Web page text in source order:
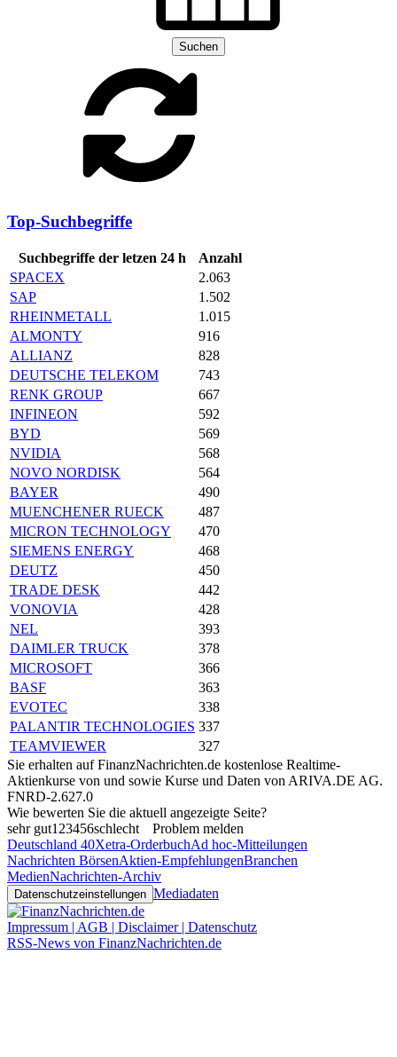
Suchen
Top-Suchbegriffe
Suchbegriffe der letzen 24 h
Anzahl
SPACEX
2.063
SAP
1.502
RHEINMETALL
1.015
ALMONTY
916
ALLIANZ
828
DEUTSCHE TELEKOM
743
RENK GROUP
667
INFINEON
592
BYD
569
NVIDIA
568
NOVO NORDISK
564
BAYER
490
MUENCHENER RUECK
487
MICRON TECHNOLOGY
470
SIEMENS ENERGY
468
DEUTZ
450
TRADE DESK
442
VONOVIA
428
NEL
393
DAIMLER TRUCK
378
MICROSOFT
366
BASF
363
EVOTEC
338
PALANTIR TECHNOLOGIES 337
TEAMVIEWER
327
Sie erhalten auf FinanzNachrichten.de kostenlose Realtime-
Aktienkurse von und sowie Kurse und Daten von ARIVA.DE AG.
FNRD-2.627.0
Wie bewerten Sie die aktuell angezeigte Seite?
sehr gut1 23456schlecht
Problem melden
Deutschland 40Xetra-OrderbuchAd hoc-Mitteilungen
Nachrichten BörsenAktien-EmpfehlungenBranchen
MedienNachrichten-Archiv
Datenschutzeinstellungen Mediadaten
Impressum | AGB | Disclaimer | Datenschutz
RSS-News von FinanzNachrichten.de